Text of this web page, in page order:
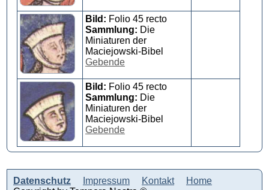
Bild: Folio 45 recto
Sammlung: Die
Miniaturen der
Maciejowski-Bibel
Gebende
Bild: Folio 45 recto
Sammlung: Die
Miniaturen der
Maciejowski-Bibel
Gebende
Datenschutz Impressum Kontakt
Home